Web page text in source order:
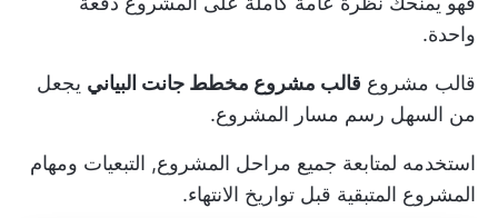
واحدة.
قالب مشروع قالب مشروع مخطط جانت البياني يجعل
من السهل رسم مسار المشروع.
استخدمه لمتابعة جميع مراحل المشروع, التبعيات ومهام
المشروع المتبقية قبل تواريخ الانتهاء.